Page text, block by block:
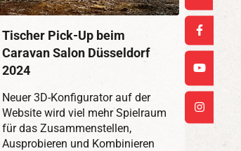
Tischer Pick-Up beim
Caravan Salon Düsseldorf
2024
Neuer 3D-Konfigurator auf der
Website wird viel mehr Spielraum
für das Zusammenstellen,
Ausprobieren und Kombinieren